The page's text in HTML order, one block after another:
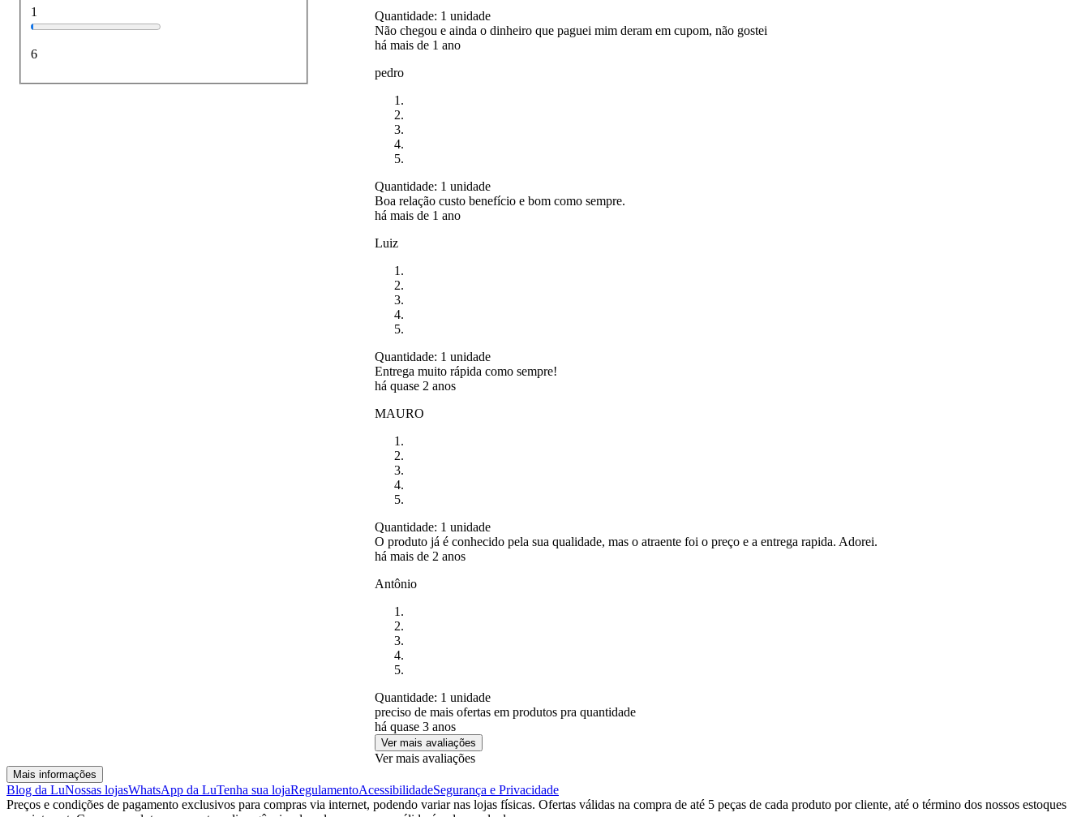
1
6
Quantidade: 1 unidade
Não chegou e ainda o dinheiro que paguei mim deram em cupom, não gostei
há mais de 1 ano
pedro
Quantidade: 1 unidade
Boa relação custo benefício e bom como sempre.
há mais de 1 ano
Luiz
Quantidade: 1 unidade
Entrega muito rápida como sempre!
há quase 2 anos
MAURO
Quantidade: 1 unidade
O produto já é conhecido pela sua qualidade, mas o atraente foi o preço e a entrega rapida. Adorei.
há mais de 2 anos
Antônio
Quantidade: 1 unidade
preciso de mais ofertas em produtos pra quantidade
há quase 3 anos
Ver mais avaliações
Ver mais avaliações
Mais informações
Blog da LuNossas lojasWhatsApp da LuTenha sua lojaRegulamentoAcessibilidadeSegurança e Privacidade
Preços e condições de pagamento exclusivos para compras via internet, podendo variar nas lojas físicas. Ofertas válidas na compra de até 5 peças de cada produto por cliente, até o término dos nossos estoques